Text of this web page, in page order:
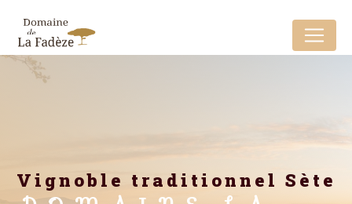
vignoble traditionnel Sète